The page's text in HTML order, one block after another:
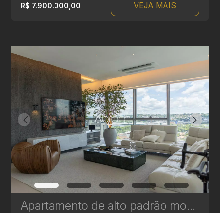
R$ 7.900.000,00 VEJA MAIS
Apartamento de alto padrão mobiliado e decorado com 3 quartos (suítes) e vista para o Parque Barigui – Ecoville, Curitiba - 245 m² | Ref 425